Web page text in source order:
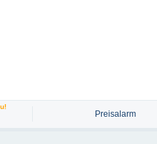
Preisalarm